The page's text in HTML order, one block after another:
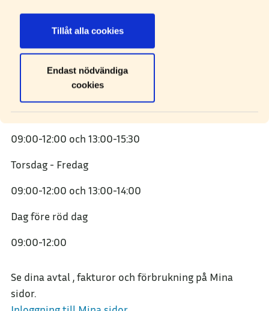
Tillåt alla cookies
Endast nödvändiga
cookies
Felanmälan(dygnet runt)
info@bodensenergi.se
Kundservice öppettider
09:00-12:00 och 13:00-15:30
Torsdag - Fredag
09:00-12:00 och 13:00-14:00
Dag före röd dag
09:00-12:00
Se dina avtal , fakturor och förbrukning på Mina
sidor.